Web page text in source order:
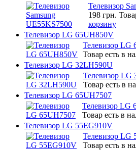
Телевизор
198 грн.
корзину
Телевизор LG 65UH850V
Телевизор LG
Товар есть в
Телевизор LG 32LH590U
Телевизор LG
Товар есть в
Телевизор LG 65UH7507
Телевизор LG
Товар есть в
Телевизор LG 55EG910V
Телевизор LG
Товар есть в